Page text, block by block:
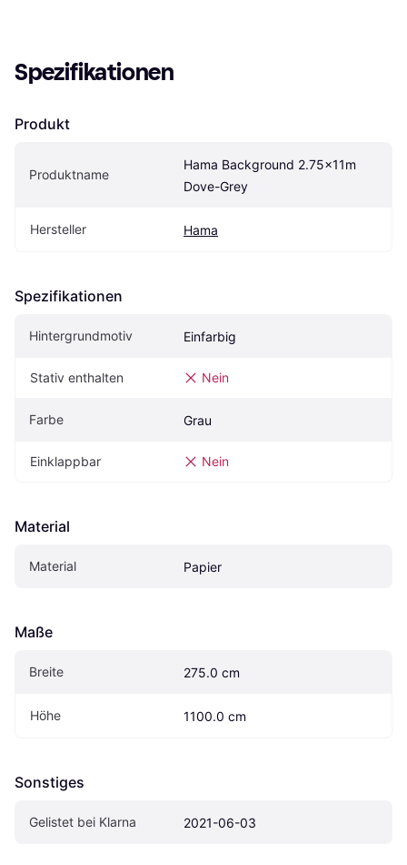
Spezifikationen
Produkt
Produktname
Hama Background 2.75x11m
Dove-Grey
Hersteller Hama
Spezifikationen
Hintergrundmotiv Einfarbig
Stativ enthalten Nein
Farbe Grau
Einklappbar Nein
Material
Material Papier
Maße
Breite 275.0 cm
Höhe 1100.0 cm
Sonstiges
Gelistet bei Klarna 2021-06-03